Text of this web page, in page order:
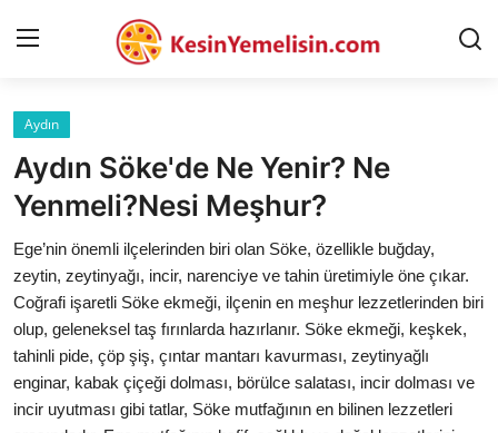
AnaSayfa
Gizlilik Sözleşmesi
Rüya Tabirleri
Diyet & Sağlıklı Beslenme
İletişim
Şehirler
Aydın
Aydın Söke'de Ne Yenir? Ne
Yenmeli?Nesi Meşhur?
Ege’nin önemli ilçelerinden biri olan Söke, özellikle buğday,
zeytin, zeytinyağı, incir, narenciye ve tahin üretimiyle öne çıkar.
Coğrafi işaretli Söke ekmeği, ilçenin en meşhur lezzetlerinden biri
olup, geleneksel taş fırınlarda hazırlanır. Söke ekmeği, keşkek,
tahinli pide, çöp şiş, çıntar mantarı kavurması, zeytinyağlı
enginar, kabak çiçeği dolması, börülce salatası, incir dolması ve
incir uyutması gibi tatlar, Söke mutfağının en bilinen lezzetleri